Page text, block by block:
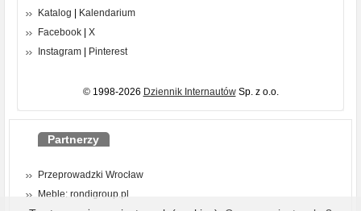
Katalog
Kalendarium
Facebook
X
Instagram
Pinterest
© 1998-2026 Dziennik InternautówSp. z o.o.
Partnerzy
Przeprowadzki Wrocław
Meble: rondigroup.pl